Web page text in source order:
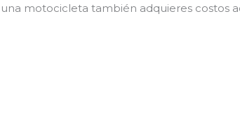
motocicleta también adquieres costos